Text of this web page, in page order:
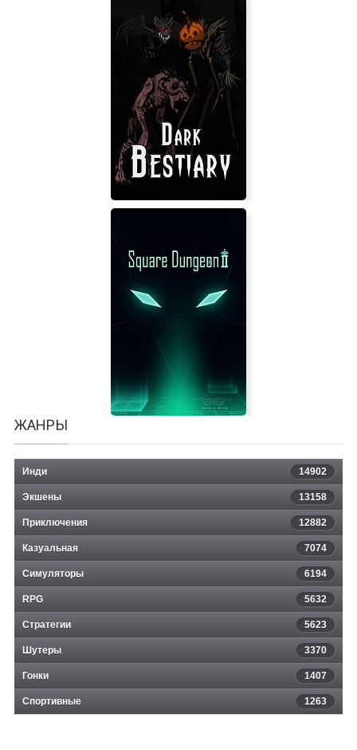
Planet R-12
ЖАНРЫ
Инди 14902
Экшены 13158
Приключения 12882
Казуальная 7074
Симуляторы 6194
RPG 5632
Стратегии 5623
Шутеры 3370
Гонки 1407
Спортивные 1263